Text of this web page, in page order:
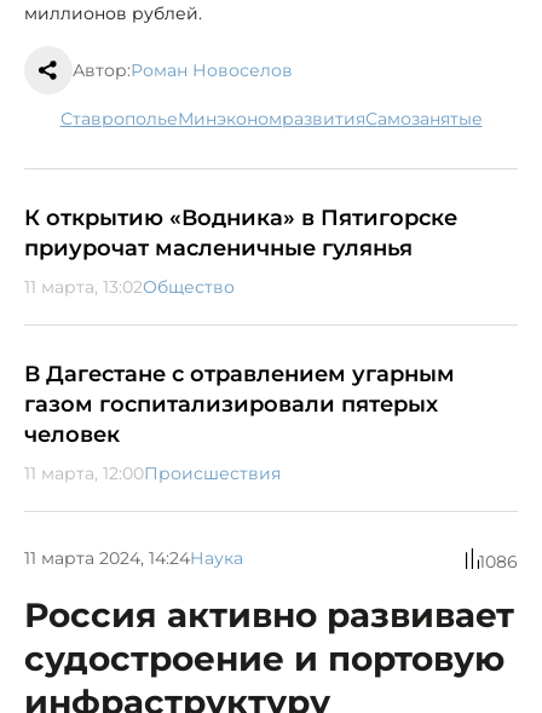
миллионов рублей.
Автор:Роман Новоселов
Ставрополье минэкономразвития самозанятые
К открытию «Водника» в Пятигорске
приурочат масленичные гулянья
11 марта, 13:02Общество
В Дагестане с отравлением угарным
газом госпитализировали пятерых
человек
11 марта, 12:00Происшествия
11 марта 2024, 14:24Наука 1086
Россия активно развивает
судостроение и портовую
инфраструктуру